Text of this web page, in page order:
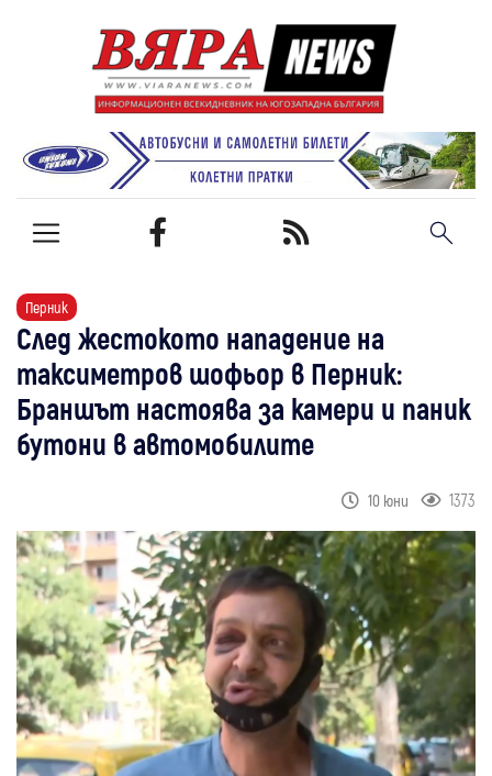
Перник
След жестокото нападение на
таксиметров шофьор в Перник:
Браншът настоява за камери и паник
бутони в автомобилите
10 юни 1373